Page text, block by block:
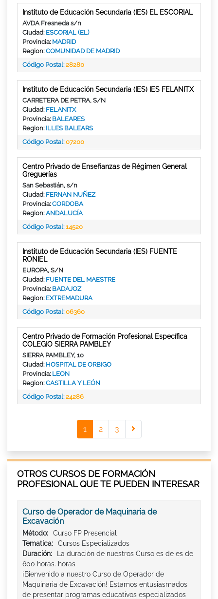
Instituto de Educación Secundaria (IES) EL ESCORIAL
AVDA Fresneda s/n
Ciudad: ESCORIAL (EL)
Provincia: MADRID
Region:COMUNIDAD DE MADRID
Código Postal:28280
Instituto de Educación Secundaria (IES) IES FELANITX
CARRETERA DE PETRA, S/N
Ciudad: FELANITX
Provincia: BALEARES
Region: ILLES BALEARS
Código Postal:07200
Centro Privado de Enseñanzas de Régimen General
Greguerías
San Sebastián, s/n
Ciudad: FERNAN NUÑEZ
Provincia:CORDOBA
Region:ANDALUCÍA
Código Postal:14520
Instituto de Educación Secundaria (IES) FUENTE
RONIEL
EUROPA, S/N
Ciudad: FUENTE DEL MAESTRE
Provincia: BADAJOZ
Region: EXTREMADURA
Código Postal:06360
Centro Privado de Formación Profesional Específica
COLEGIO SIERRA PAMBLEY
SIERRA PAMBLEY, 10
Ciudad: HOSPITAL DE ORBIGO
Provincia: LEON
Region:CASTILLA Y LEÓN
Código Postal:24286
1 2 3
OTROS CURSOS DE FORMACIÓN
PROFESIONAL QUE TE PUEDEN INTERESAR
Curso de Operador de Maquinaria de
Excavación
Método:
Curso FP Presencial
Tematica:
Cursos Especializados
Duración:
La duración de nuestros Curso es de es de
600 horas. horas
¡Bienvenido a nuestro Curso de Operador de
Maquinaria de Excavación! Estamos entusiasmados
de presentar programas educativos especializados